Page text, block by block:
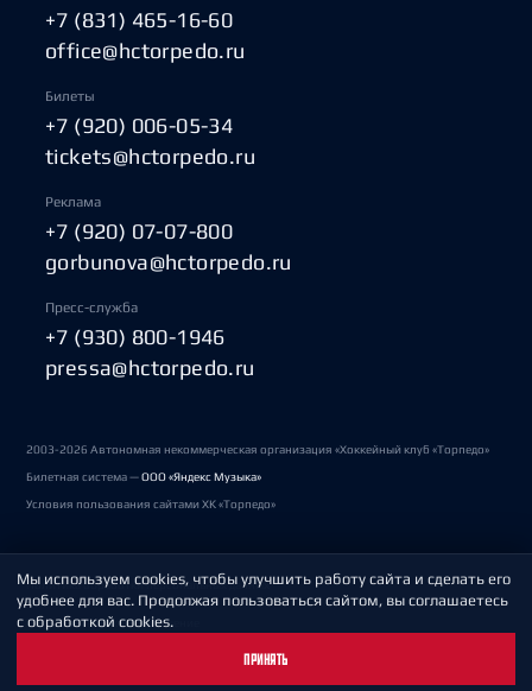
+7 (831) 465-16-60
office@hctorpedo.ru
Билеты
+7 (920) 006-05-34
tickets@hctorpedo.ru
Реклама
+7 (920) 07-07-800
gorbunova@hctorpedo.ru
Пресс-служба
+7 (930) 800-1946
pressa@hctorpedo.ru
2003-2026 Автономная некоммерческая организация «Хоккейный клуб «Торпедо»
Билетная система —ООО «Яндекс Музыка»
Условия пользования сайтами ХК «Торпедо»
Политика обработки персональных данных
Пользовательское соглашение
Мы используем cookies, чтобы улучшить работу сайта и сделать его
удобнее для вас. Продолжая пользоваться сайтом, вы соглашаетесь
с обработкой cookies.
ПРИНЯТЬ